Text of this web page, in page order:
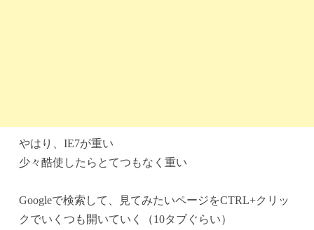
やはり、IE7が重い
少々酷使したらとてつもなく重い
Googleで検索して、見てみたいページをCTRL+クリッ
クでいくつも開いていく（10タブぐらい）